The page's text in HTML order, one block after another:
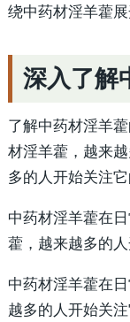
绕中药材淫羊藿
深入了解
了解中药材淫羊
材淫羊藿，越来
多的人开始关注它
中药材淫羊藿在
藿，越来越多的
中药材淫羊藿在
越多的人开始关